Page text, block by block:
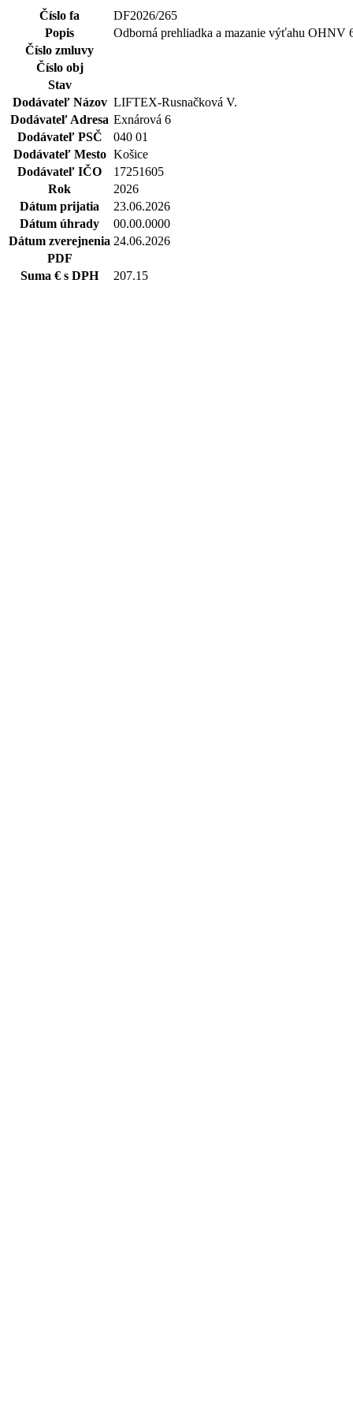
Číslo fa
DF2026/265
Popis
Odborná prehliadka a mazanie výťahu OHNV
Číslo zmluvy
Číslo obj
Stav
Dodávateľ Názov LIFTEX-Rusnačková V.
Dodávateľ Adresa Exnárová 6
Dodávateľ PSČ
040 01
Dodávateľ Mesto Košice
Dodávateľ IČO
17251605
Rok
2026
Dátum prijatia
23.06.2026
Dátum úhrady
00.00.0000
Dátum zverejnenia 24.06.2026
PDF
Suma € s DPH
207.15